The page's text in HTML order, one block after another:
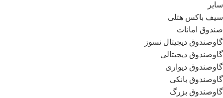
سایر
سیف باکس هتلی
صندوق امانات
گاوصندوق دیجیتال نسوز
گاوصندوق دیجیتالی
گاوصندوق دیواری
گاوصندوق بانکی
گاوصندوق بزرگ